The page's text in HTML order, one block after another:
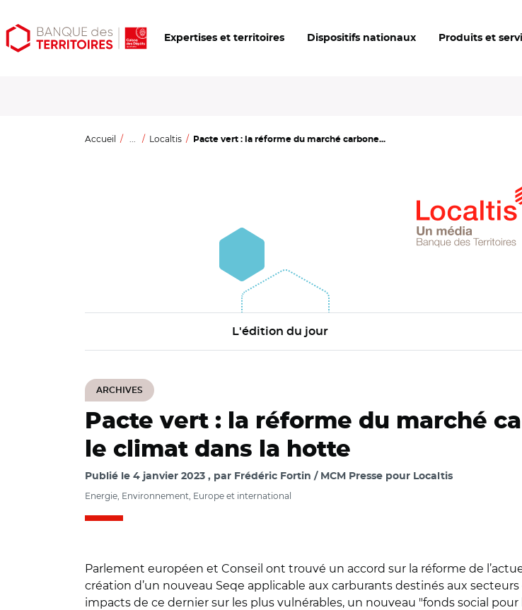
Aller
au
Aller
au
Ouvrir
les
Expertises et territoires Dispositifs nationaux Produits et
Accueil ... Localtis Pacte vert : la réforme du marché carbone...
L'édition du jour
ARCHIVES
Pacte vert : la réforme du marché
le climat dans la hotte
Publié le 4 janvier 2023 par Frédéric Fortin / MCM Presse pour Localtis
Energie, Environnement, Europe et international
Parlement européen et Conseil ont trouvé un accord sur la réforme de
création d’un nouveau Seqe applicable aux carburants destinés aux
impacts de ce dernier sur les plus vulnérables, un nouveau "fonds social